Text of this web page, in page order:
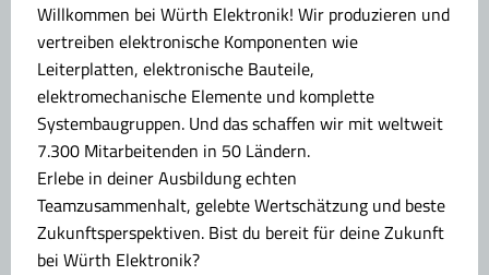
Willkommen bei Würth Elektronik! Wir produzieren und
vertreiben elektronische Komponenten wie
Leiterplatten, elektronische Bauteile,
elektromechanische Elemente und komplette
Systembaugruppen. Und das schaffen wir mit weltweit
7.300 Mitarbeitenden in 50 Ländern.
Erlebe in deiner Ausbildung echten
Teamzusammenhalt, gelebte Wertschätzung und beste
Zukunftsperspektiven. Bist du bereit für deine Zukunft
bei Würth Elektronik?